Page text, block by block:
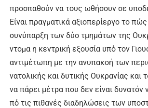
προ­σπα­θούν να τους ω­θή­σουν σε
Εί­ναι πραγ­μα­τι­κά α­ξιο­πε­ρί­ερ­γο το
συ­νύ­παρ­ξη των δύ­ο τμη­μά­των της
ντο­μα η κε­ντρι­κή ε­ξου­σί­α υ­πό τον
α­ντι­μέ­τω­πη με την α­νυ­πα­κο­ή των
να­το­λι­κής και δυ­τι­κής Ου­κρα­νί­ας και
να πά­ρει μέ­τρα που δεν εί­ναι δυ­να­τόν
πό τις πι­θα­νές δια­δη­λώ­σεις των